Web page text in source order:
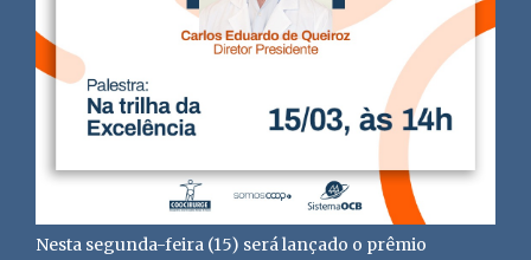
Nesta segunda-feira (15) será lançado o prêmio